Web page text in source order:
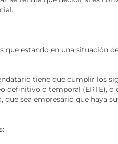
que estando en una situación
tiene que cumplir los
definitivo o temporal (ERTE), o
sea empresario que haya